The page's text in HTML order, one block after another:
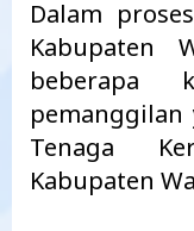
Dalam
Kabupaten
beberapa
pemanggilan
Tenaga
Kabupaten